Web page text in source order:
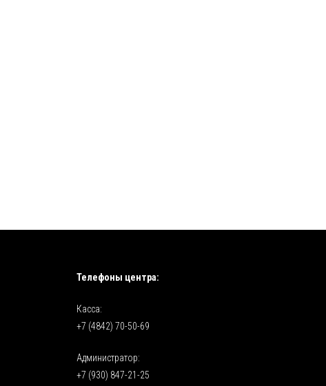
Телефоны центра:
Касса:
+7 (4842) 70-50-69
Администратор:
+7 (930) 847-21-25